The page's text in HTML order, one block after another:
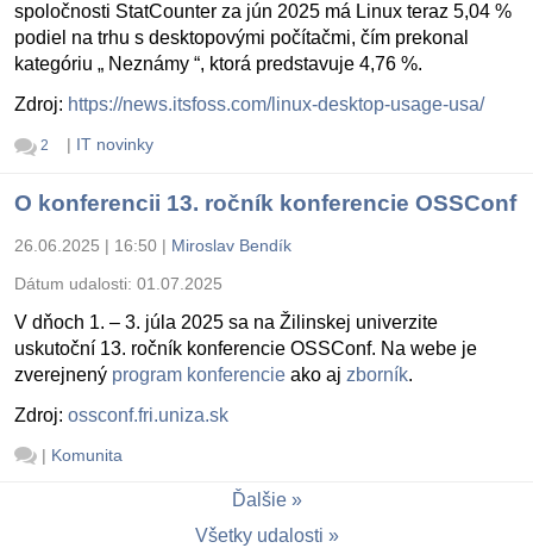
spoločnosti StatCounter za jún 2025 má Linux teraz 5,04 %
podiel na trhu s desktopovými počítačmi, čím prekonal
kategóriu „ Neznámy “, ktorá predstavuje 4,76 %.
Zdroj: https://news.itsfoss.com/linux-desktop-usage-usa/
2 | IT novinky
O konferencii 13. ročník konferencie OSSConf
26.06.2025 | 16:50 | Miroslav Bendík
Dátum udalosti: 01.07.2025
V dňoch 1. – 3. júla 2025 sa na Žilinskej univerzite
uskutoční 13. ročník konferencie OSSConf. Na webe je
zverejnený program konferencie ako aj zborník.
Zdroj: ossconf.fri.uniza.sk
| Komunita
Ďalšie
Všetky udalosti